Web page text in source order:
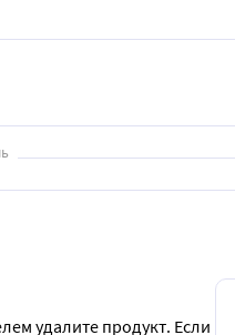
удалите продукт. Если